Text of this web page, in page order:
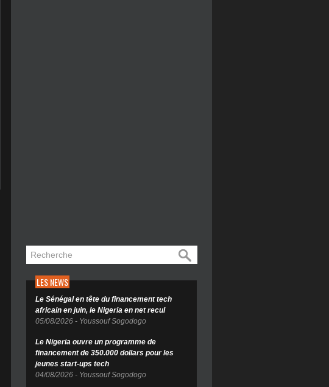
LES NEWS
Le Sénégal en tête du financement tech
africain en juin, le Nigeria en net recul
05/08/2026 - Youssouf Sogodogo
Le Nigeria ouvre un programme de
financement de 350.000 dollars pour les
jeunes start-ups tech
04/08/2026 - Youssouf Sogodogo